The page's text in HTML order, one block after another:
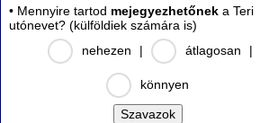
• Mennyire tartod mejegyezhetőnek a Teri
utónevet? (külföldiek számára is)
nehezen
| átlagosan |
könnyen